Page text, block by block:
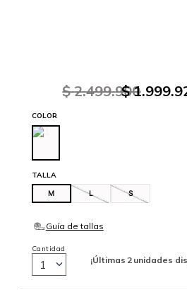
$ 2.499.900
$ 1.999.
TALLA
M L S
COLOR
¡Últimas 2 unidades
Cantidad
1